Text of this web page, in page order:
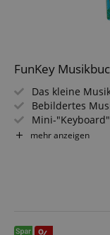
FunKey
Das kleine
Bebildertes
Mini-
10 Klänge und
mehr anzeigen